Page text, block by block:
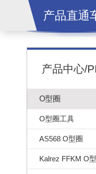
产品直通
产品中心/
O型圈
O型圈工具
AS568 O型圈
Kalrez FFKM O